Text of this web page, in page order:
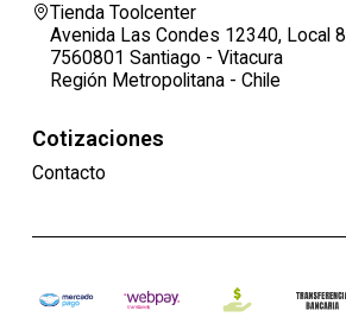
Tienda Toolcenter
Avenida Las Condes 12340, Local 8
7560801 Santiago - Vitacura
Región Metropolitana - Chile
Cotizaciones
Contacto